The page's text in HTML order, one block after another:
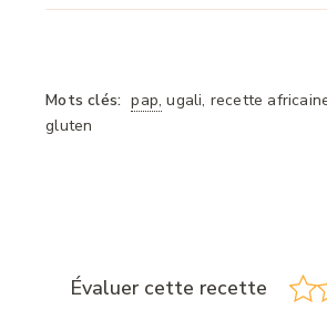
Mots clés: pap, ugali, recette
gluten
Évaluer cette recette